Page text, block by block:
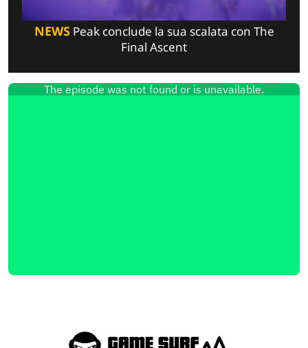
NEWSPeak conclude la sua scalata con The
Final Ascent